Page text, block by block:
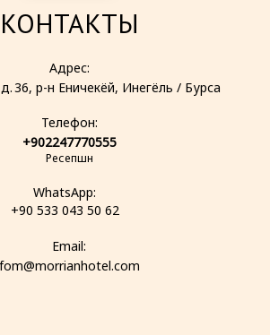
КОНТАКТЫ
Адрес:
36, р-н Еничекёй, Инегёль / Бурса
Телефон:
+902247770555
Ресепшн
WhatsApp:
+90 533 043 50 62
Email:
fom@morrianhotel.com